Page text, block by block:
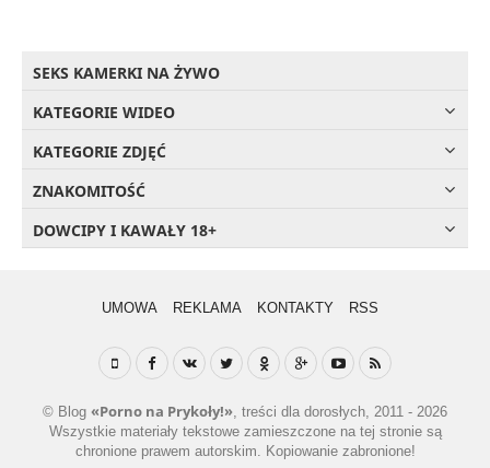
SEKS KAMERKI NA ŻYWO
KATEGORIE WIDEO
KATEGORIE ZDJĘĆ
ZNAKOMITOŚĆ
DOWCIPY I KAWAŁY 18+
UMOWA REKLAMA KONTAKTY RSS
© Blog «Porno na Prykoły!» , treści dla dorosłych, 2011 - 2026
Wszystkie materiały tekstowe zamieszczone na tej stronie są
chronione prawem autorskim. Kopiowanie zabronione!